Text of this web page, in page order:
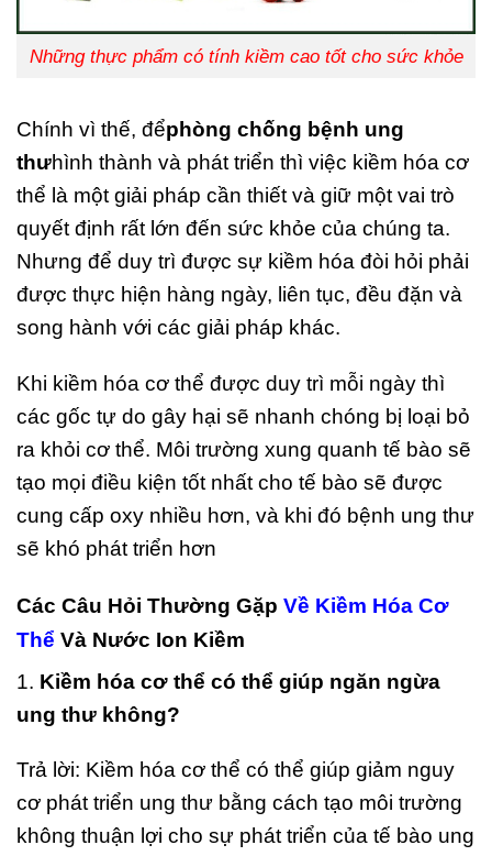
Những thực phẩm có tính kiềm cao tốt cho sức khỏe
Chính vì thế, đểphòng chống bệnh ung
thưhình thành và phát triển thì việc kiềm hóa cơ
thể là một giải pháp cần thiết và giữ một vai trò
quyết định rất lớn đến sức khỏe của chúng ta.
Nhưng để duy trì được sự kiềm hóa đòi hỏi phải
được thực hiện hàng ngày, liên tục, đều đặn và
song hành với các giải pháp khác.
Khi kiềm hóa cơ thể được duy trì mỗi ngày thì
các gốc tự do gây hại sẽ nhanh chóng bị loại bỏ
ra khỏi cơ thể. Môi trường xung quanh tế bào sẽ
tạo mọi điều kiện tốt nhất cho tế bào sẽ được
cung cấp oxy nhiều hơn, và khi đó bệnh ung thư
sẽ khó phát triển hơn
Các Câu Hỏi Thường Gặp Về Kiềm Hóa Cơ
Thể Và Nước Ion Kiềm
1. Kiềm hóa cơ thể có thể giúp ngăn ngừa
ung thư không?
Trả lời: Kiềm hóa cơ thể có thể giúp giảm nguy
cơ phát triển ung thư bằng cách tạo môi trường
không thuận lợi cho sự phát triển của tế bào ung